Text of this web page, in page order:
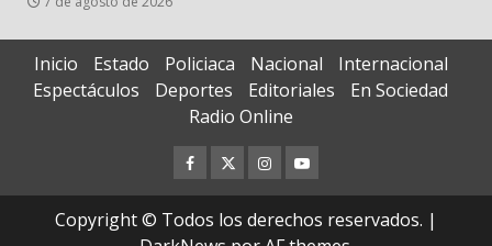
Inicio Estado Policiaca Nacional
Internacional
Espectáculos
Deportes Editoriales
En Sociedad
Radio Online
Facebook
TwitterInstagram
Youtube
Copyright © Todos los derechos reservados. |